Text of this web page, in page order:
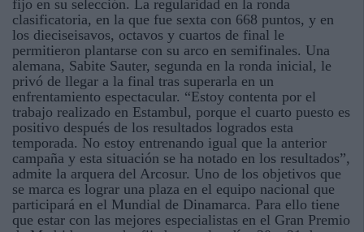
fijo en su selección. La regularidad en la ronda
clasificatoria, en la que fue sexta con 668 puntos, y en
los dieciseisavos, octavos y cuartos de final le
permitieron plantarse con su arco en semifinales. Una
alemana, Sabite Sauter, segunda en la ronda inicial, le
privó de llegar a la final tras superarla en un
enfrentamiento espectacular. “Estoy contenta por el
trabajo realizado en Estambul, porque el cuarto puesto es
positivo después de los resultados logrados esta
temporada. No estoy entrenando igual que la anterior
campaña y esta situación se ha notado en los resultados”,
admite la arquera del Arcosur. Uno de los objetivos que
se marca es lograr una plaza en el equipo nacional que
participará en el Mundial de Dinamarca. Para ello tiene
que estar con las mejores especialistas en el Gran Premio